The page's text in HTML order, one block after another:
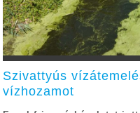
Szivattyús
vízhozamot